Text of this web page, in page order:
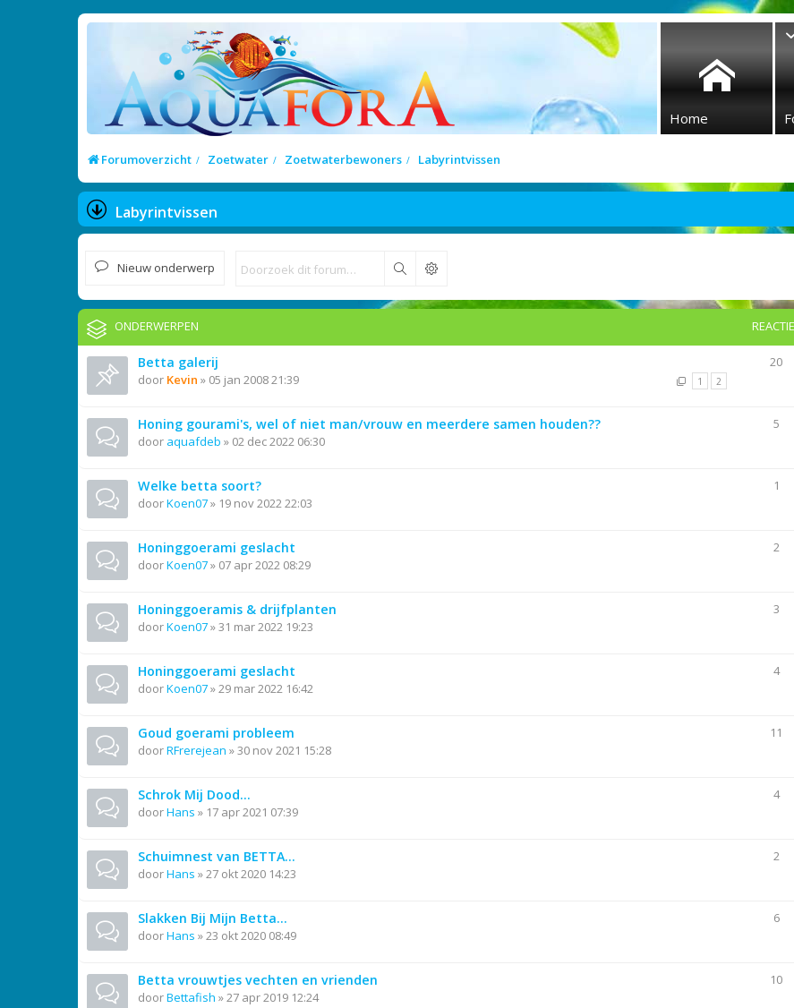
Home
Forumoverzicht Zoetwater Zoetwaterbewoners Labyrintvissen
Labyrintvissen
Nieuw onderwerp Zoek
ONDERWERPEN
Betta galerij
door Kevin » 05 jan 2008 21:39 1 2
20
Honing gourami's, wel of niet man/vrouw en meerdere samen houden??
door aquafdeb » 02 dec 2022 06:30
5
Welke betta soort?
doorKoen07» 19 nov 2022 22:03
1
Honinggoerami geslacht
doorKoen07» 07 apr 2022 08:29
2
Honinggoeramis & drijfplanten
doorKoen07»31 mar 2022 19:23
3
Honinggoerami geslacht
doorKoen07»29 mar 2022 16:42
4
Goud goerami probleem
doorRFrerejean »30 nov 2021 15:28
11
Schrok Mij Dood...
doorHans » 17 apr 2021 07:39
4
Schuimnest van BETTA...
doorHans »27 okt 2020 14:23
2
Slakken Bij Mijn Betta...
doorHans »23 okt 2020 08:49
6
Betta vrouwtjes vechten en vrienden
doorBettafish »27 apr 2019 12:24
10